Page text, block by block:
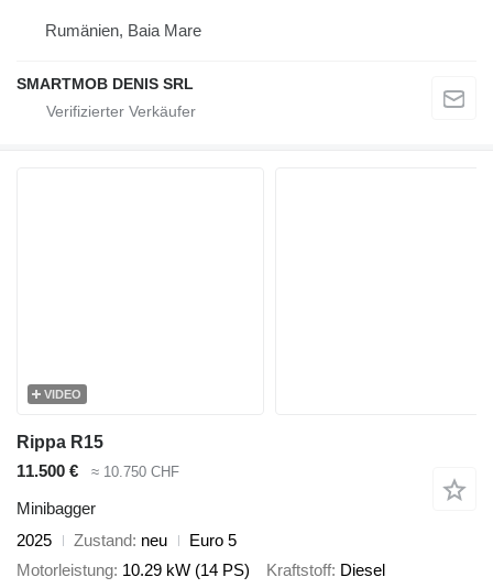
Rumänien, Baia Mare
SMARTMOB DENIS SRL
VIDEO
Rippa R15
11.500 €
≈ 10.750 CHF
Minibagger
2025
Zustand neu
Euro 5
Motorleistung 10.29 kW (14 PS) Kraftstoff Diesel